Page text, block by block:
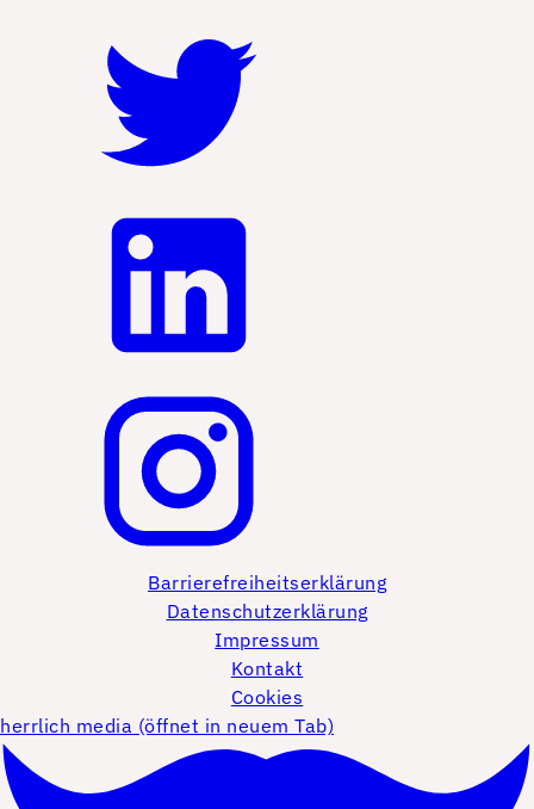
Barrierefreiheitserklärung
Datenschutzerklärung
Impressum
Kontakt
Cookies
herrlich media (öffnet in neuem Tab)